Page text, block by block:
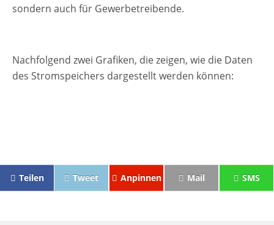
sondern auch für Gewerbetreibende.
Nachfolgend zwei Grafiken, die zeigen, wie die Daten
des Stromspeichers dargestellt werden können:
Teilen Tweet Anpinnen Mail SMS